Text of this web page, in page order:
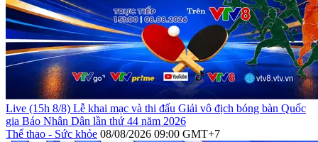
Live (15h 8/8) Lễ khai mạc và thi đấu Giải vô địch bóng bàn Quốc
gia Báo Nhân Dân lần thứ 44 năm 2026
Thể thao - Sức khỏe 08/08/2026 09:00 GMT+7